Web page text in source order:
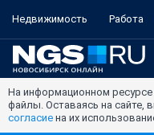
Недвижимость Работа
На информационном
файлы. Оставаясь на сайте,
согласие на их